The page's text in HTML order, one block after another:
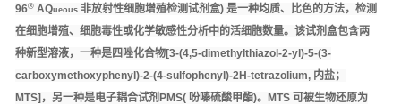
96® AQueous 非放射性细胞增殖检测试剂盒) 是一种均质、比色的方法，检测
在细胞增殖、细胞毒性或化学敏感性分析中的活细胞数量。该试剂盒包含两
种新型溶液，一种是四唑化合物[3-(4,5-dimethylthiazol-2-yl)-5-(3-
carboxymethoxyphenyl)-2-(4-sulfophenyl)-2H-tetrazolium, 内盐；
MTS]，另一种是电子耦合试剂PMS( 吩嗪硫酸甲酯)。MTS 可被生物还原为